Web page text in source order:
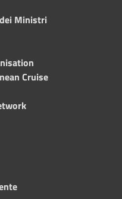
Ministri
Cruise